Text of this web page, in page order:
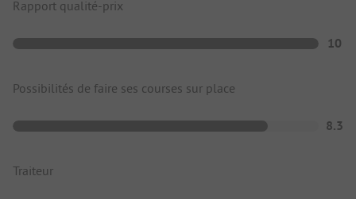
Rapport qualité-prix
10
Possibilités de faire ses courses sur place
8.3
Traiteur